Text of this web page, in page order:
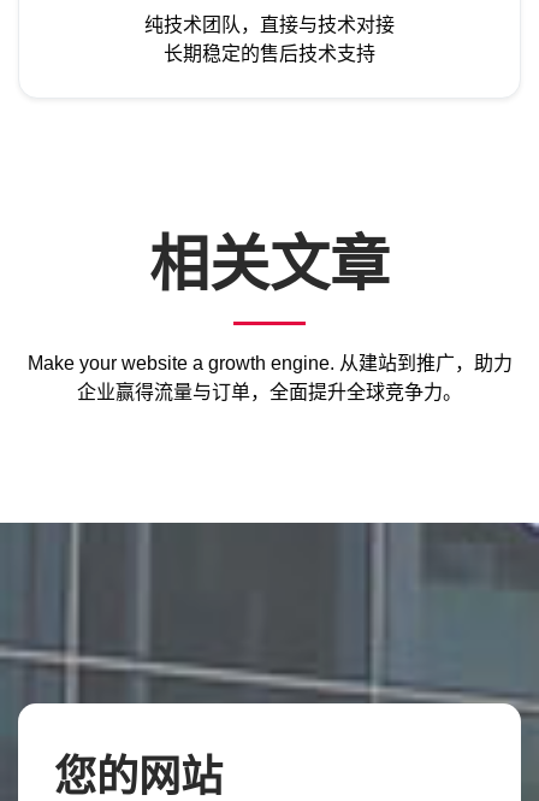
纯技术团队，直接与技术对接
长期稳定的售后技术支持
相关文章
Make your website a growth engine. 从建站到推广，助力
企业赢得流量与订单，全面提升全球竞争力。
您的网站